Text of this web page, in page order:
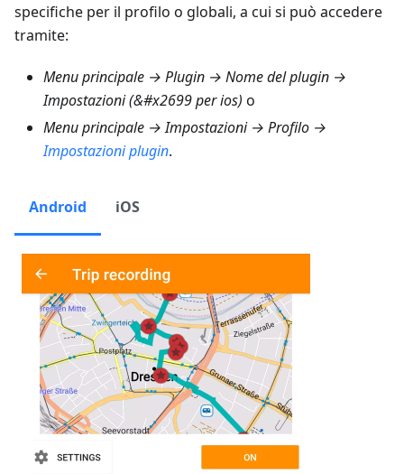
specifiche per il profilo o globali, a cui si può accedere
tramite:
Menu principale → Plugin → Nome del plugin →
Impostazioni (&#x2699 per ios) o
Menu principale → Impostazioni → Profilo →
Impostazioni plugin.
Android iOS